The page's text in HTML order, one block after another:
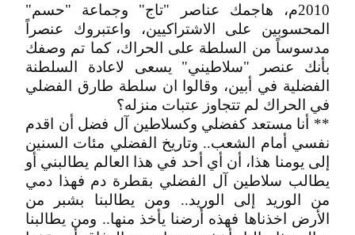
2010م، هاجمك عناصر "تاج" وجماعة "حسم"
المحسوبين على الاشتراكيين، واعتبروك عنصراً
مدسوساً من السلطة على الحراك، كما تم وصفك
بأنك عنصر "سلاطيني" يسعى لاعادة السلطنة
الفضلية في أبين، وقالوا ان سلطة طارق الفضلي
في الحراك لم تتجاوز عتبات منزله؟
** أنا مستعد كفضلي وكسلاطين آل فضل أن اقدم
نفسي أمام الشعب.. وتاريخ الفضلي مئات السنين
إلى يومنا هذا، أن أي أحد في هذا العالم يطالبني أو
يطالب سلاطين آل الفضلي بقطرة دم فهذا دمي
من الوريد إلى الوريد.. ومن يطالبنا بشبر من
الأرض اخذناها فهذه أرضنا يأخذ منها.. ومن يطالبنا